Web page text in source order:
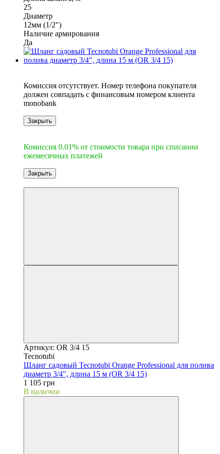
25
Диаметр
12мм (1/2")
Наличие армирования
Да
Комиссия отсутствует. Номер телефона покупателя
должен совпадать с финансовым номером клиента
monobank
Закрыть
Комиссия 0.01% от стоимости товара при списании
ежемесячных платежей
Закрыть
Артикул: OR 3/4 15
Tecnotubi
Шланг садовый Tecnotubi Orange Professional для полива
диаметр 3/4", длина 15 м (OR 3/4 15)
1 105 грн
В наличии